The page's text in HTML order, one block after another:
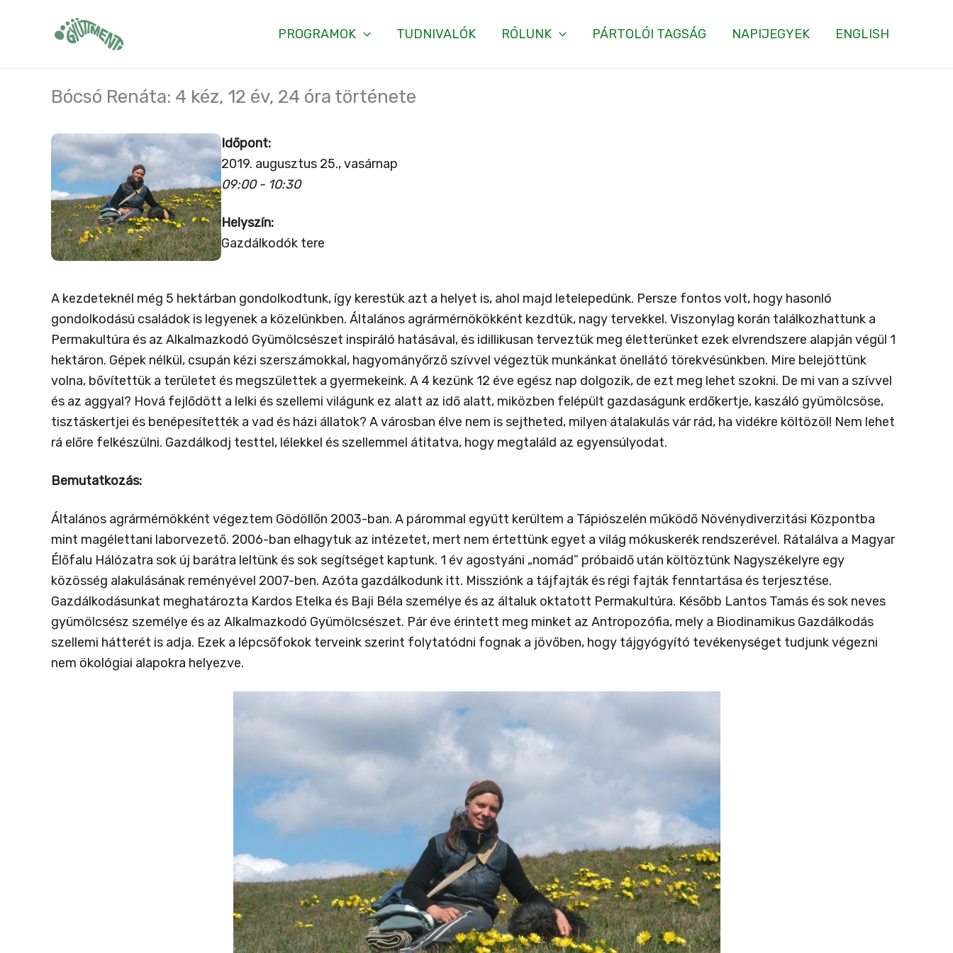
PROGRAMOK TUDNIVALÓK RÓLUNK PÁRTOLÓI TAGSÁG NAPIJEGYEK ENGLISH
Bócsó Renáta: 4 kéz, 12 év, 24 óra története
Időpont:
2019. augusztus 25., vasárnap
09:00 - 10:30
Helyszín:
Gazdálkodók tere
A kezdeteknél még 5 hektárban gondolkodtunk, így kerestük azt a helyet is, ahol majd letelepedünk. Persze fontos volt, hogy hasonló
gondolkodású családok is legyenek a közelünkben. Általános agrármérnökökként kezdtük, nagy tervekkel. Viszonylag korán találkozhattunk a
Permakultúra és az Alkalmazkodó Gyümölcsészet inspiráló hatásával, és idillikusan terveztük meg életterünket ezek elvrendszere alapján végül 1
hektáron. Gépek nélkül, csupán kézi szerszámokkal, hagyományőrző szívvel végeztük munkánkat önellátó törekvésünkben. Mire belejöttünk
volna, bővítettük a területet és megszülettek a gyermekeink. A 4 kezünk 12 éve egész nap dolgozik, de ezt meg lehet szokni. De mi van a szívvel
és az aggyal? Hová fejlődött a lelki és szellemi világunk ez alatt az idő alatt, miközben felépült gazdaságunk erdőkertje, kaszáló gyümölcsöse,
tisztáskertjei és benépesítették a vad és házi állatok? A városban élve nem is sejtheted, milyen átalakulás vár rád, ha vidékre költözöl! Nem lehet
rá előre felkészülni. Gazdálkodj testtel, lélekkel és szellemmel átitatva, hogy megtaláld az egyensúlyodat.
Bemutatkozás:
Általános agrármérnökként végeztem Gödöllőn 2003-ban. A párommal együtt kerültem a Tápiószelén működő Növénydiverzitási Központba
mint magélettani laborvezető. 2006-ban elhagytuk az intézetet, mert nem értettünk egyet a világ mókuskerék rendszerével. Rátalálva a Magyar
Élőfalu Hálózatra sok új barátra leltünk és sok segítséget kaptunk. 1 év agostyáni „nomád” próbaidő után költöztünk Nagyszékelyre egy
közösség alakulásának reményével 2007-ben. Azóta gazdálkodunk itt. Missziónk a tájfajták és régi fajták fenntartása és terjesztése.
Gazdálkodásunkat meghatározta Kardos Etelka és Baji Béla személye és az általuk oktatott Permakultúra. Később Lantos Tamás és sok neves
gyümölcsész személye és az Alkalmazkodó Gyümölcsészet. Pár éve érintett meg minket az Antropozófia, mely a Biodinamikus Gazdálkodás
szellemi hátterét is adja. Ezek a lépcsőfokok terveink szerint folytatódni fognak a jövőben, hogy tájgyógyító tevékenységet tudjunk végezni
nem ökológiai alapokra helyezve.